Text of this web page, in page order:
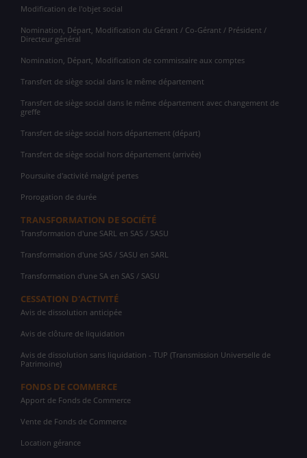
Modification de l'objet social
Nomination, Départ, Modification du Gérant / Co-Gérant / Président /
Directeur général
Nomination, Départ, Modification de commissaire aux comptes
Transfert de siège social dans le même département
Transfert de siège social dans le même département avec changement de
greffe
Transfert de siège social hors département (départ)
Transfert de siège social hors département (arrivée)
Poursuite d'activité malgré pertes
Prorogation de durée
TRANSFORMATION DE SOCIÉTÉ
Transformation d'une SARL en SAS / SASU
Transformation d'une SAS / SASU en SARL
Transformation d'une SA en SAS / SASU
CESSATION D'ACTIVITÉ
Avis de dissolution anticipée
Avis de clôture de liquidation
Avis de dissolution sans liquidation - TUP (Transmission Universelle de
Patrimoine)
FONDS DE COMMERCE
Apport de Fonds de Commerce
Vente de Fonds de Commerce
Location gérance